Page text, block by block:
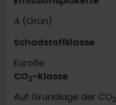
4 (Grün)
Schadstoffklasse
Euro6e
CO2-Klasse
Auf Grundlage der CO2